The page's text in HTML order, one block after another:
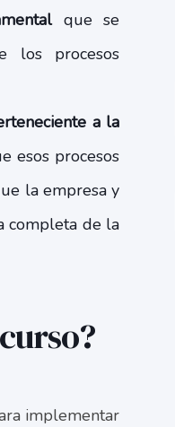
que se
los procesos
a la
esos procesos
la empresa y
completa de la
implementar